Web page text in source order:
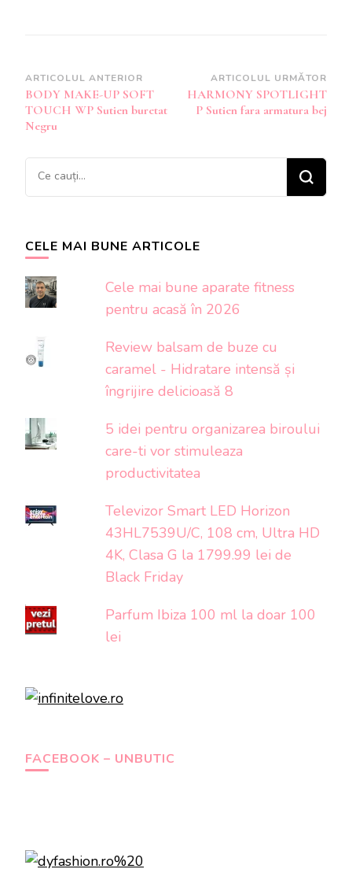
Navigare
în
articole
ARTICOLUL ANTERIOR
BODY MAKE-UP SOFT
TOUCH WP Sutien buretat
Negru
ARTICOLUL URMĂTOR
HARMONY SPOTLIGHT
P Sutien fara armatura bej
Cauți
ceva?
CELE MAI BUNE ARTICOLE
Cele mai bune aparate fitness
pentru acasă în 2026
Review balsam de buze cu
caramel - Hidratare intensă și
îngrijire delicioasă 8
5 idei pentru organizarea biroului
care-ti vor stimuleaza
productivitatea
Televizor Smart LED Horizon
43HL7539U/C, 108 cm, Ultra HD
4K, Clasa G la 1799.99 lei de
Black Friday
Parfum Ibiza 100 ml la doar 100
lei
FACEBOOK – UNBUTIC